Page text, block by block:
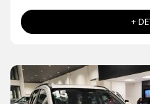
+